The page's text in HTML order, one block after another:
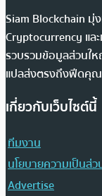
Siam Blockchain มุ่
Cryptocurrency แล
รวบรวมข้อมูลส่วนให
แปลส่งตรงถึงฟีดคุณ
เกี่ยวกับเว็บไซต์นี้
ทีมงาน
นโยบายความเป็นส่
Advertise